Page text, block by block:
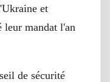
et
leur mandat l'an
de sécurité